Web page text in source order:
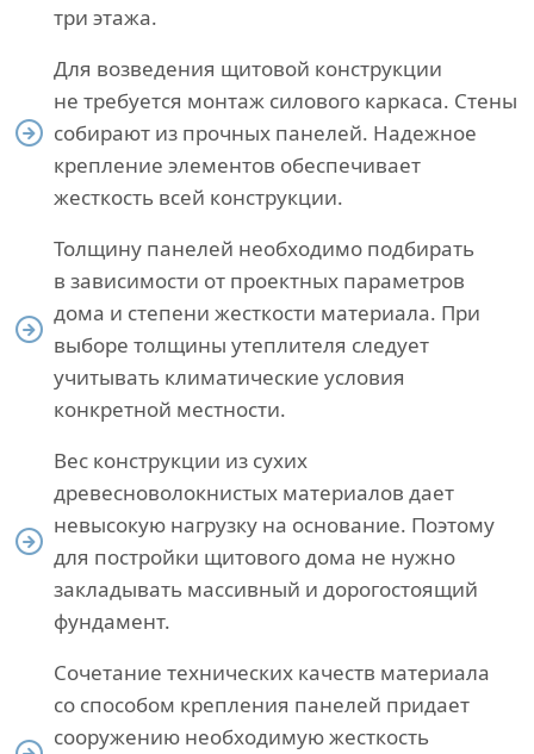
три этажа.
Для возведения щитовой конструкции
не требуется монтаж силового каркаса. Стены
собирают из прочных панелей. Надежное
крепление элементов обеспечивает
жесткость всей конструкции.
Толщину панелей необходимо подбирать
в зависимости от проектных параметров
дома и степени жесткости материала. При
выборе толщины утеплителя следует
учитывать климатические условия
конкретной местности.
Вес конструкции из сухих
древесноволокнистых материалов дает
невысокую нагрузку на основание. Поэтому
для постройки щитового дома не нужно
закладывать массивный и дорогостоящий
фундамент.
Сочетание технических качеств материала
со способом крепления панелей придает
сооружению необходимую жесткость